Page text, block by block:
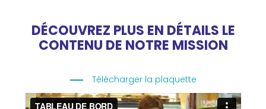
DÉCOUVREZ PLUS EN DÉTAILS LE
CONTENU DE NOTRE MISSION
Télécharger la plaquette